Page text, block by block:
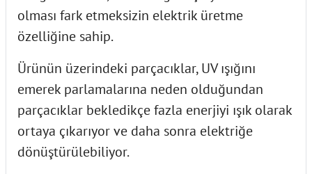
olması fark etmeksizin elektrik üretme
özelliğine sahip.
Ürünün üzerindeki parçacıklar, UV ışığını
emerek parlamalarına neden olduğundan
parçacıklar bekledikçe fazla enerjiyi ışık olarak
ortaya çıkarıyor ve daha sonra elektriğe
dönüştürülebiliyor.